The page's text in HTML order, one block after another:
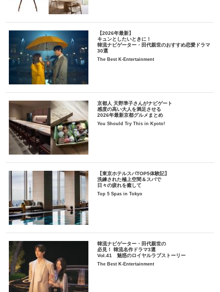
【2026年最新】
キュンとしたいときに！
韓流ナビゲーター・田代親世のおすすめ恋愛ドラマ
30選
The Best K-Entertainment
京都人 天野準子さんがナビゲート
感度の高い大人を満足させる
2026年最新京都グルメまとめ
You Should Try This in Kyoto!
【東京ホテルスパTOP5体験記】
洗練された極上空間＆スパで
日々の疲れを癒して
Top 5 Spas in Tokyo
韓流ナビゲーター・田代親世の
必見！ 韓流名作ドラマ3選
Vol.41 魅惑のロイヤルラブストーリー
The Best K-Entertainment